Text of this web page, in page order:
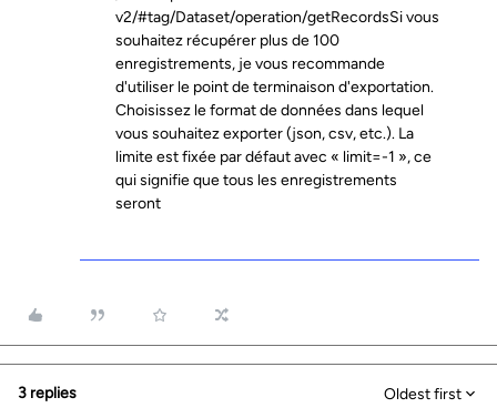
v2/#tag/Dataset/operation/getRecordsSi vous
souhaitez récupérer plus de 100
enregistrements, je vous recommande
d'utiliser le point de terminaison d'exportation.
Choisissez le format de données dans lequel
vous souhaitez exporter (json, csv, etc.). La
limite est fixée par défaut avec « limit=-1 », ce
qui signifie que tous les enregistrements
seront
3 replies Oldest first